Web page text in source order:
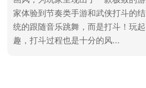
家体验到节奏类手游和武侠打斗的
统的跟随音乐跳舞，而是打斗！玩
趣，打斗过程也是十分的风...